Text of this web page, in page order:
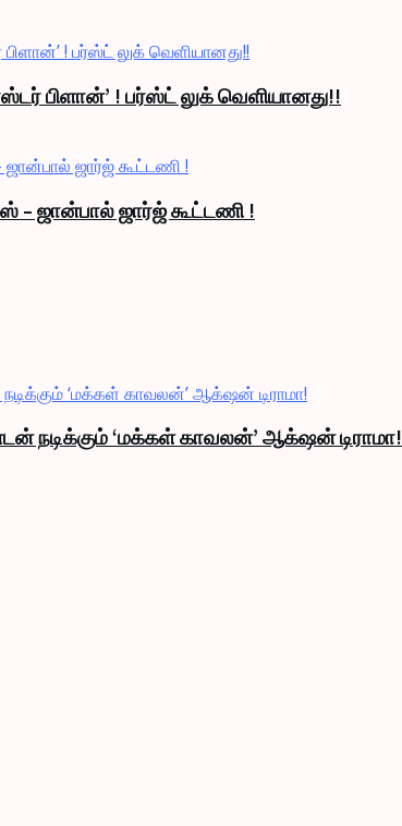
பிளான்’ ! பர்ஸ்ட் லுக் வெளியானது!!
ஜான்பால் ஜார்ஜ் கூட்டணி !
நடிக்கும் ‘மக்கள் காவலன்’ ஆக்‌ஷன் டிராமா!